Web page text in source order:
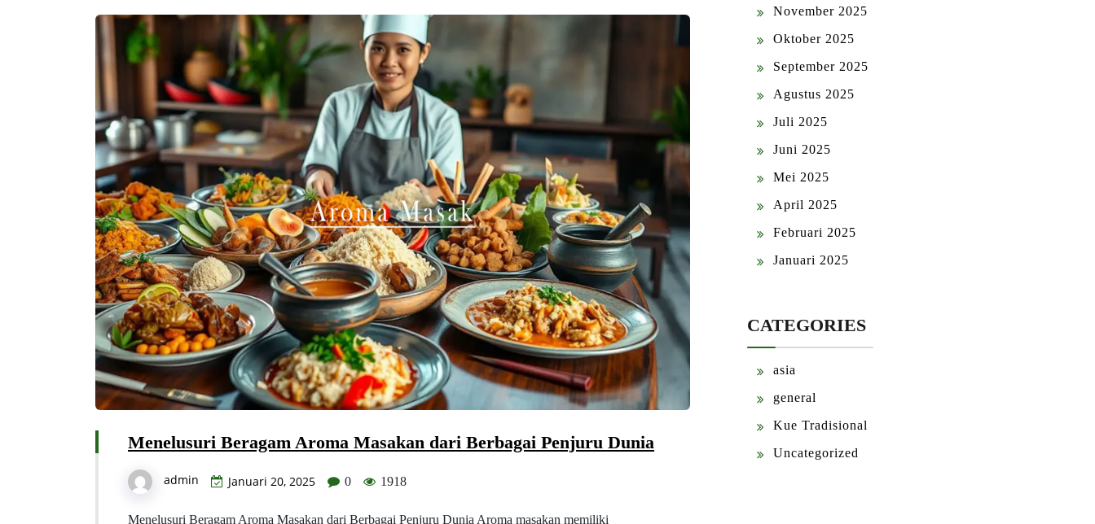
Menelusuri Beragam Aroma Masakan dari Berbagai Penjuru Dunia
admin Januari 20, 2025 0 1918
Menelusuri Beragam Aroma Masakan dari Berbagai Penjuru Dunia Aroma masakan memiliki
November 2025
Oktober 2025
September 2025
Agustus 2025
Juli 2025
Juni 2025
Mei 2025
April 2025
Februari 2025
Januari 2025
CATEGORIES
asia
general
Kue Tradisional
Uncategorized